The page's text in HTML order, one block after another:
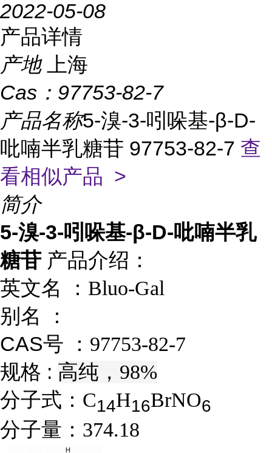
2022-05-08
产品详情
产地
上海
Cas： 97753-82-7
产品名称5-溴-3-吲哚基-β-D-
吡喃半乳糖苷 97753-82-7 查
看相似产品 >
简介
5-溴-3-吲哚基-β-D-吡喃半乳
糖苷 产品介绍：
英文名 ： Bluo-Gal
别名 ：
CAS号 ： 97753-82-7
规格 : 高纯，98%
分子式： C14H16BrNO6
分子量： 374.18